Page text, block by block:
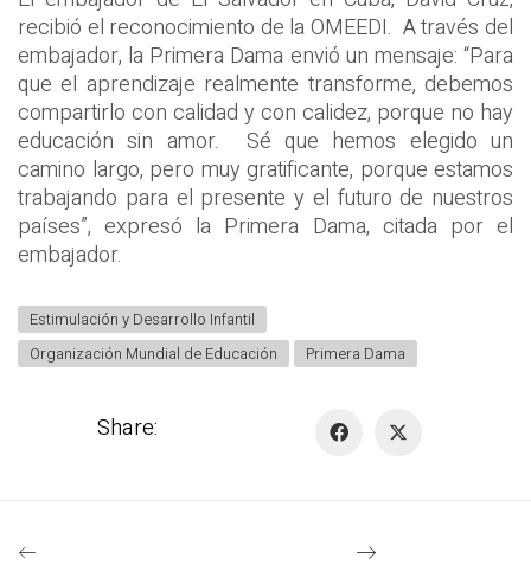
recibió el reconocimiento de la OMEEDI. A través del
embajador, la Primera Dama envió un mensaje: “Para
que el aprendizaje realmente transforme, debemos
compartirlo con calidad y con calidez, porque no hay
educación sin amor. Sé que hemos elegido un
camino largo, pero muy gratificante, porque estamos
trabajando para el presente y el futuro de nuestros
países”, expresó la Primera Dama, citada por el
embajador.
Estimulación y Desarrollo Infantil
Organización Mundial de Educación
Primera Dama
Share: